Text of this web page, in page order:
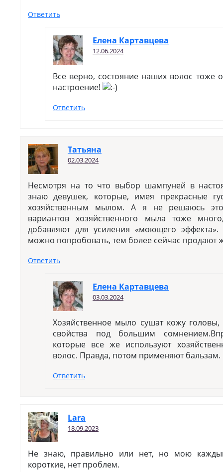
Ответить
Елена Картавцева
12.06.2024
Все верно, состояние наших волос тоже
настроение!
Ответить
Татьяна
02.03.2024
Несмотря на то что выбор шампуней в
знаю девушек, которые, имея прекрасные
хозяйственным мылом. А я не решаюсь
вариантов хозяйственного мыла тоже
добавляют для усиления «моющего
можно попробовать, тем более сейчас продают
Ответить
Елена Картавцева
03.03.2024
Хозяйственное мыло сушат кожу
свойства под большим
которые все же используют
волос. Правда, потом применяют бальзам.
Ответить
Lara
18.09.2023
Не знаю, правильно или нет, но мою
короткие, нет проблем.